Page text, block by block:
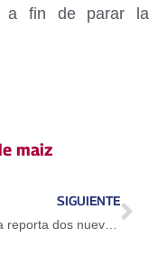
a fin de parar la
maiz
SIGUIENTE
Venezuela reporta dos nuevos casos de COVID-19 en Nueva Esparta en las últimas 24 horas